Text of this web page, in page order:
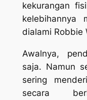
kekurangan
kelebihannya
dialami Robbie
Awalnya,
saja. Namun
sering
secara